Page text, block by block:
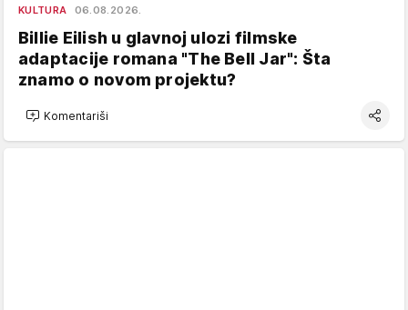
KULTURA 06.08.2026.
Billie Eilish u glavnoj ulozi filmske
adaptacije romana "The Bell Jar": Šta
znamo o novom projektu?
Komentariši